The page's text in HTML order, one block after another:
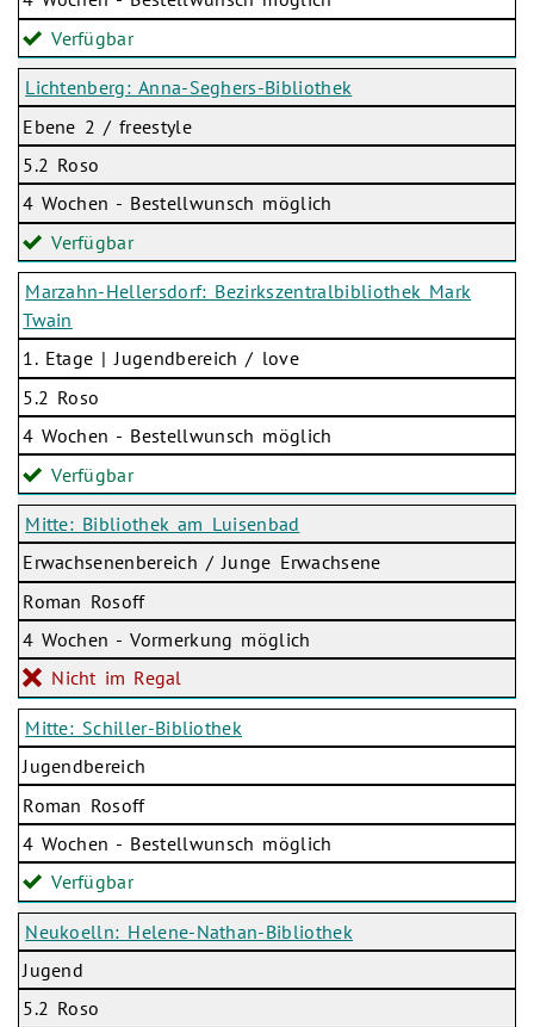
Verfügbar
Lichtenberg: Anna-Seghers-Bibliothek
Ebene 2 / freestyle
5.2 Roso
4 Wochen - Bestellwunsch möglich
Verfügbar
Marzahn-Hellersdorf: Bezirkszentralbibliothek Mark
Twain
1. Etage | Jugendbereich / love
5.2 Roso
4 Wochen - Bestellwunsch möglich
Verfügbar
Mitte: Bibliothek am Luisenbad
Erwachsenenbereich / Junge Erwachsene
Roman Rosoff
4 Wochen - Vormerkung möglich
Nicht im Regal
Mitte: Schiller-Bibliothek
Jugendbereich
Roman Rosoff
4 Wochen - Bestellwunsch möglich
Verfügbar
Neukoelln: Helene-Nathan-Bibliothek
Jugend
5.2 Roso